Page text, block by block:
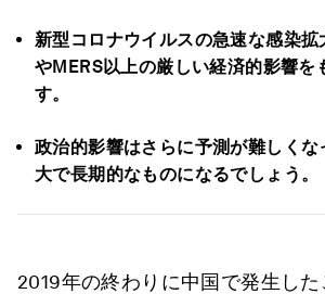
新型コロナウイルスの急速な感染拡
やMERS以上の厳しい経済的影響を
す。
政治的影響はさらに予測が難しく
大で長期的なものになるでしょう。
2019年の終わりに中国で発生した